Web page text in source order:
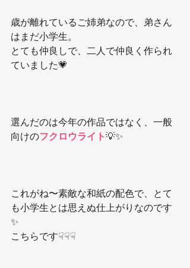
歳が離れているご姉弟なので、弟さん
はまだ小学生。
とても仲良しで、二人で仲良く作られ
ていました💗
選んだのは今年の作品ではなく、一般
向けのフクロウライト💡✨
これがね〜素敵な和紙の配色で、とて
も小学生とは思えぬ仕上がりなのです
✨
こちらです☟☟☟